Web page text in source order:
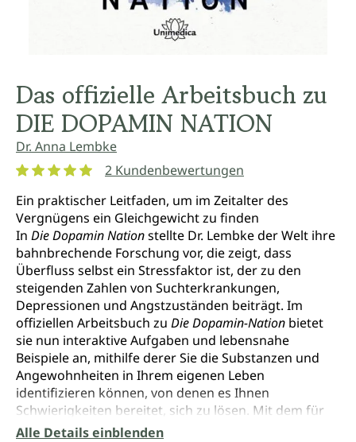
Das offizielle Arbeitsbuch zu
DIE DOPAMIN NATION
Dr. Anna Lembke
2 Kundenbewertungen
Ein praktischer Leitfaden, um im Zeitalter des
Vergnügens ein Gleichgewicht zu finden
In Die Dopamin Nationstellte Dr. Lembke der Welt ihre
bahnbrechende Forschung vor, die zeigt, dass
Überfluss selbst ein Stressfaktor ist, der zu den
steigenden Zahlen von Suchterkrankungen,
Depressionen und Angstzuständen beiträgt. Im
offiziellen Arbeitsbuch zu Die Dopamin-Nation bietet
sie nun interaktive Aufgaben und lebensnahe
Beispiele an, mithilfe derer Sie die Substanzen und
Angewohnheiten in Ihrem eigenen Leben
identifizieren können, von denen es Ihnen
Schwierigkeiten bereitet, sich zu lösen. Mit dem für
sie typischen Einfühlungsvermögen und ihrer
Alle Details einblenden